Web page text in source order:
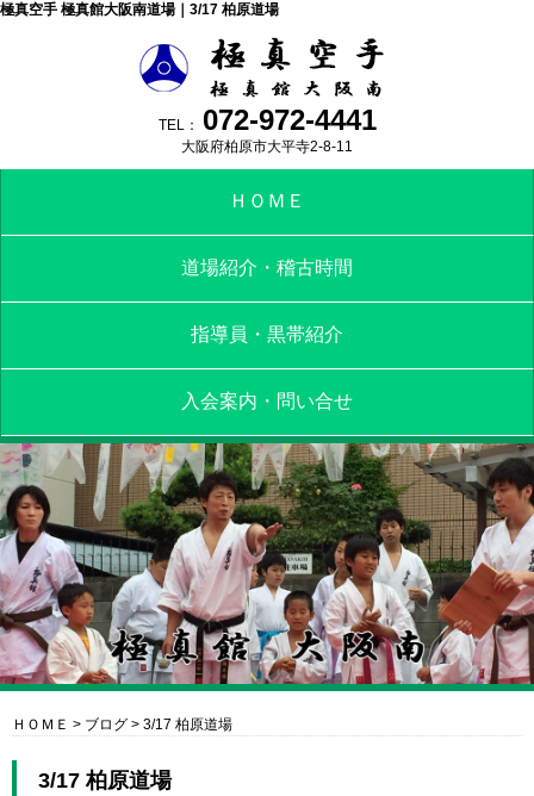
極真空手 極真館大阪南道場｜3/17 柏原道場
TEL： 072-972-4441
大阪府柏原市大平寺2-8-11
ＨＯＭＥ
道場紹介・稽古時間
指導員・黒帯紹介
入会案内・問い合せ
ＨＯＭＥ > ブログ > 3/17 柏原道場
3/17 柏原道場